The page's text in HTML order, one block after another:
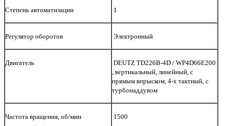
Степень автоматизации 1
Регулятор оборотов Электронный
Двигатель
DEUTZ TD226B-4D / WP4D66E200
, вертикальный, линейный, с
прямым впрыском, 4-х тактный, с
турбонаддувом
Частота вращения, об/мин 1500